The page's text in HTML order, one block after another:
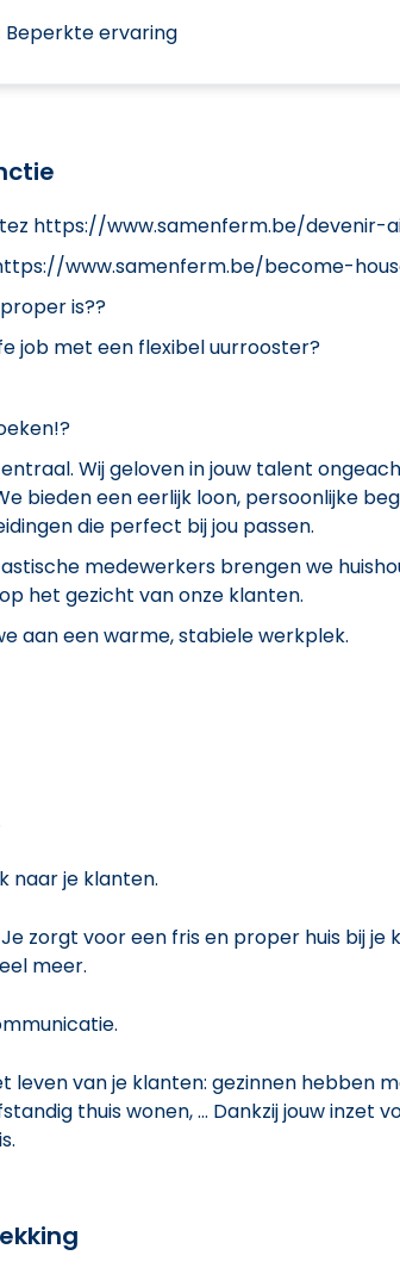
Beperkte ervaring
https://www.samenferm.be/devenir-
www.samenferm.be/become-
is??
job met een flexibel uurrooster?
Wij geloven in jouw talent
bieden een eerlijk loon, persoonlijke
die perfect bij jou passen.
medewerkers brengen we
het gezicht van onze klanten.
aan een warme, stabiele werkplek.
naar je klanten.
zorgt voor een fris en proper huis bij je
meer.
leven van je klanten: gezinnen hebben
thuis wonen, … Dankzij jouw inzet